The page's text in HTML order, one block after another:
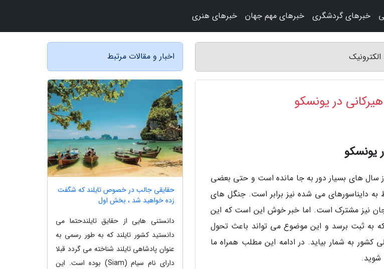
در یونسکو
یونسکو
سال های بسیار دور به جا مانده است و حتی بعضی
دایناسورهای می شده نیز برابر است. جنگل های
نیز مشترک است. اما خبر خوش این است که این
به ثبت برسد و این موضوع می تواند باعث تحول
به شمار بیاید. در ادامه این مطلب همراه ما
شوید.
اخبار و مقالات مرتبط
حقایقی جالب در خصوص تایلند که شگفت
زده خواهید شد ، بخش اول
دانستنی هایی از حقایق تایلندحتما می
دانستید کشور تایلند که به طور رسمی به
عنوان پادشاهی تایلند شناخته می گردد قبلا
دارای نام سیام (Siam) بوده است. این
خبرهای گردشگری خبرهای مهم جهان خبرهای هنری